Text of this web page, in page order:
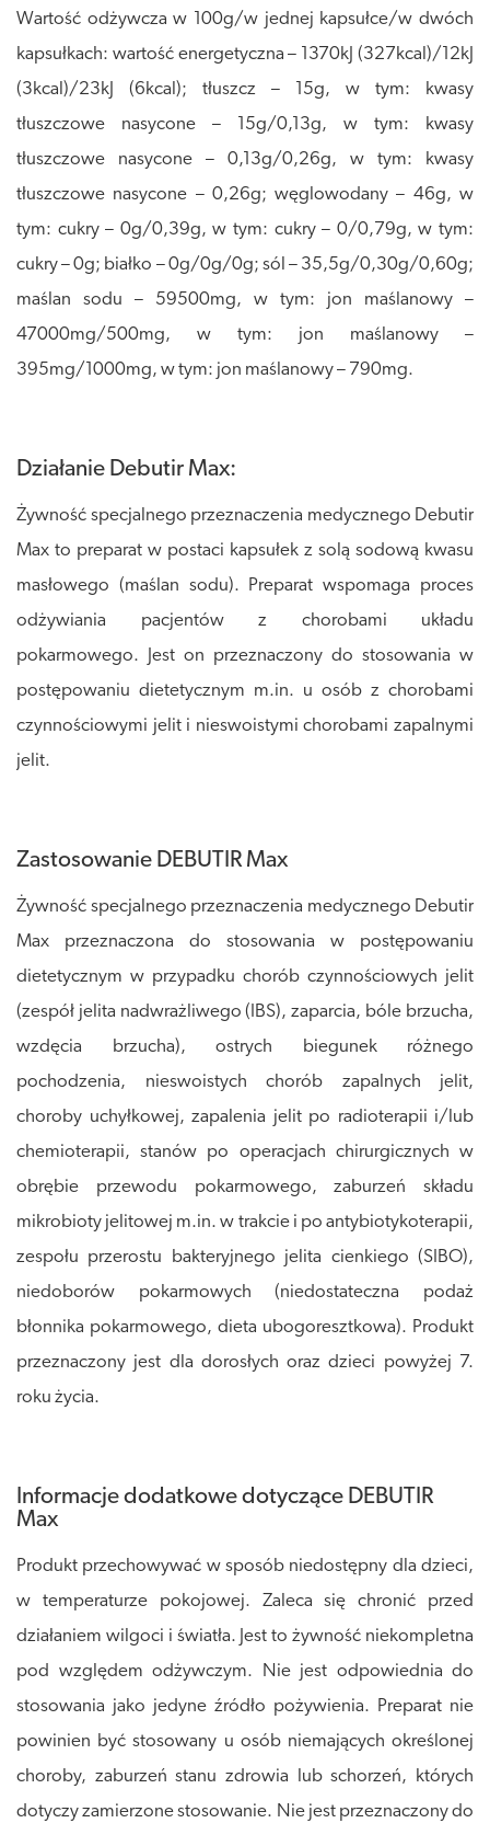
Wartość odżywcza w 100g/w jednej kapsułce/w dwóch
kapsułkach: wartość energetyczna – 1370kJ (327kcal)/12kJ
(3kcal)/23kJ (6kcal); tłuszcz – 15g, w tym: kwasy
tłuszczowe nasycone – 15g/0,13g, w tym: kwasy
tłuszczowe nasycone – 0,13g/0,26g, w tym: kwasy
tłuszczowe nasycone – 0,26g; węglowodany – 46g, w
tym: cukry – 0g/0,39g, w tym: cukry – 0/0,79g, w tym:
cukry – 0g; białko – 0g/0g/0g; sól – 35,5g/0,30g/0,60g;
maślan sodu – 59500mg, w tym: jon maślanowy –
47000mg/500mg, w tym: jon maślanowy –
395mg/1000mg, w tym: jon maślanowy – 790mg.
Działanie Debutir Max:
Żywność specjalnego przeznaczenia medycznego Debutir
Max to preparat w postaci kapsułek z solą sodową kwasu
masłowego (maślan sodu). Preparat wspomaga proces
odżywiania pacjentów z chorobami układu
pokarmowego. Jest on przeznaczony do stosowania w
postępowaniu dietetycznym m.in. u osób z chorobami
czynnościowymi jelit i nieswoistymi chorobami zapalnymi
jelit.
Zastosowanie DEBUTIR Max
Żywność specjalnego przeznaczenia medycznego Debutir
Max przeznaczona do stosowania w postępowaniu
dietetycznym w przypadku chorób czynnościowych jelit
(zespół jelita nadwrażliwego (IBS), zaparcia, bóle brzucha,
wzdęcia brzucha), ostrych biegunek różnego
pochodzenia, nieswoistych chorób zapalnych jelit,
choroby uchyłkowej, zapalenia jelit po radioterapii i/lub
chemioterapii, stanów po operacjach chirurgicznych w
obrębie przewodu pokarmowego, zaburzeń składu
mikrobioty jelitowej m.in. w trakcie i po antybiotykoterapii,
zespołu przerostu bakteryjnego jelita cienkiego (SIBO),
niedoborów pokarmowych (niedostateczna podaż
błonnika pokarmowego, dieta ubogoresztkowa). Produkt
przeznaczony jest dla dorosłych oraz dzieci powyżej 7.
roku życia.
Informacje dodatkowe dotyczące DEBUTIR
Max
Produkt przechowywać w sposób niedostępny dla dzieci,
w temperaturze pokojowej. Zaleca się chronić przed
działaniem wilgoci i światła. Jest to żywność niekompletna
pod względem odżywczym. Nie jest odpowiednia do
stosowania jako jedyne źródło pożywienia. Preparat nie
powinien być stosowany u osób niemających określonej
choroby, zaburzeń stanu zdrowia lub schorzeń, których
dotyczy zamierzone stosowanie. Nie jest przeznaczony do